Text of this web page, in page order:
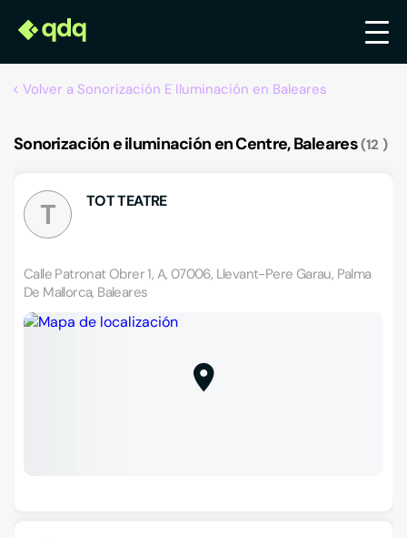
Volver a Sonorización E Iluminación en Baleares
Sonorización e iluminación en Centre, Baleares 12
T TOT TEATRE
Calle Patronat Obrer 1, A, 07006, Llevant-Pere Garau, Palma
De Mallorca, Baleares